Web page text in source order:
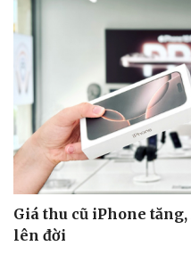
Giá thu cũ iPhone
lên đời